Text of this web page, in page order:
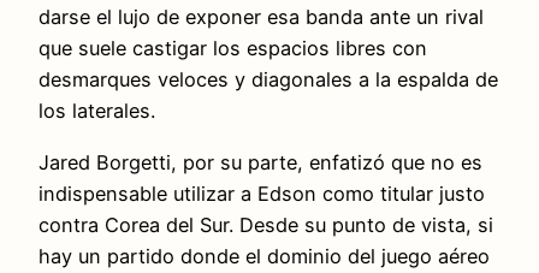
darse el lujo de exponer esa banda ante un rival
que suele castigar los espacios libres con
desmarques veloces y diagonales a la espalda de
los laterales.
Jared Borgetti, por su parte, enfatizó que no es
indispensable utilizar a Edson como titular justo
contra Corea del Sur. Desde su punto de vista, si
hay un partido donde el dominio del juego aéreo